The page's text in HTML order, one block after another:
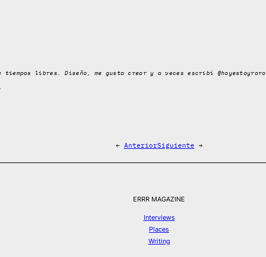
tiempos libres. Diseño, me gusta crear y a veces escribí @hoyestoyraro
← AnteriorSiguiente →
ERRR MAGAZINE
Interviews
Places
Writing